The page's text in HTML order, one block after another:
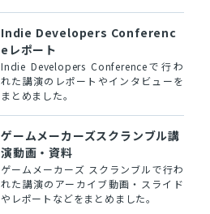
Indie Developers Conferenc
eレポート
Indie Developers Conferenceで行わ
れた講演のレポートやインタビューを
まとめました。
ゲームメーカーズスクランブル講
演動画・資料
ゲームメーカーズ スクランブルで行わ
れた講演のアーカイブ動画・スライド
やレポートなどをまとめました。